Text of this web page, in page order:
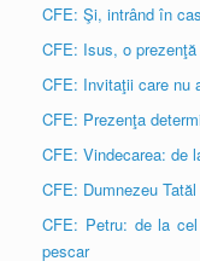
CFE: Şi, intrând în
CFE: Isus, o
CFE: Invitaţii care nu
CFE: Prezenţa
CFE: Vindecarea: de
CFE: Dumnezeu
CFE: Petru: de la
pescar